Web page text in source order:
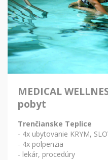
MEDICAL
pobyt
Trenčianske Teplice
- 4x ubytovanie KRYM,
- 4x polpenzia
- lekár, procedúry